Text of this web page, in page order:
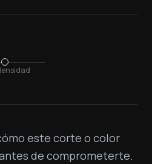
este corte o color
de comprometerte.